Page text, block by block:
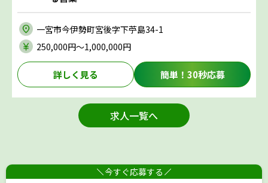
今すぐ応募する
一宮市今伊勢町宮後字下苧島34-1
250,000円〜1,000,000円
詳しく見る 簡単！30秒応募
求人一覧へ